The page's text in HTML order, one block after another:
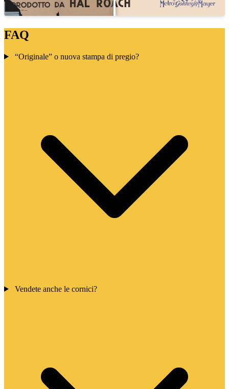
FAQ
“Originale” o nuova stampa di pregio?
Vendete anche le cornici?